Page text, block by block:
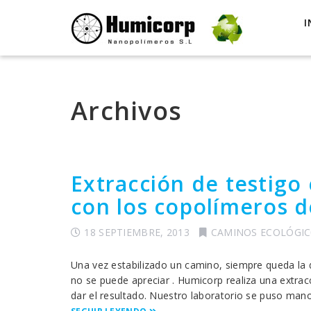
Archivos
Extracción de testigo
con los copolímeros
18 SEPTIEMBRE, 2013 CAMINOS
Una vez estabilizado un camino, siempre queda
no se puede apreciar . Humicorp realiza una
dar el resultado. Nuestro laboratorio se puso